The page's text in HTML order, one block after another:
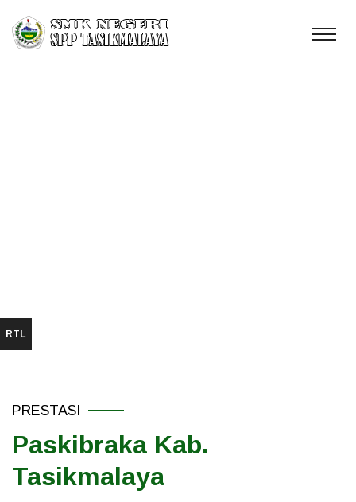
RTL
PRESTASI
Paskibraka Kab.
Tasikmalaya